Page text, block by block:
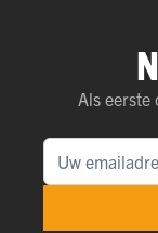
Als eerste